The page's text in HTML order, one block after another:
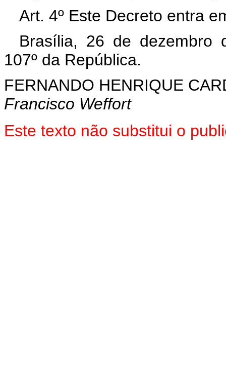
Art. 4º Este Decreto entra
Brasília, 26 de dezembro
107º da República.
FERNANDO HENRIQUE
Francisco Weffort
Este texto não substitui o